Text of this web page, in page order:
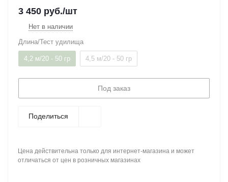
3 450 руб./шт
Нет в наличии
Длина/Тест удилища
4,2 м/20 - 50 гр 4,5 м/20 - 50 гр
Под заказ
Поделиться
Цена действительна только для интернет-магазина и может
отличаться от цен в розничных магазинах